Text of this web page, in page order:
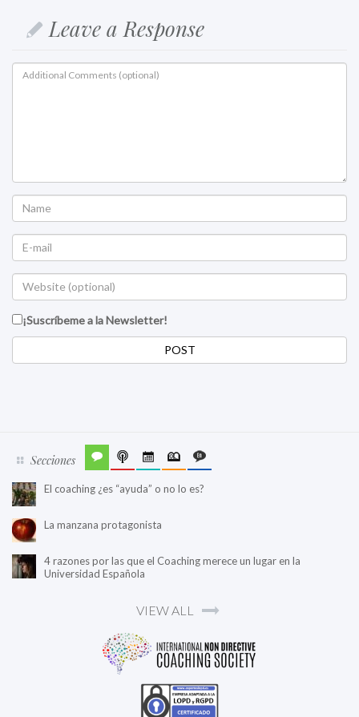
Leave a Response
¡Suscríbeme a la Newsletter!
Secciones
El coaching ¿es “ayuda” o no lo es?
La manzana protagonista
4 razones por las que el Coaching merece un lugar en la
Universidad Española
VIEW ALL